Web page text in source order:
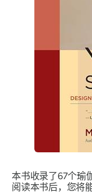
本书收录了67个瑜
阅读本书后，您将